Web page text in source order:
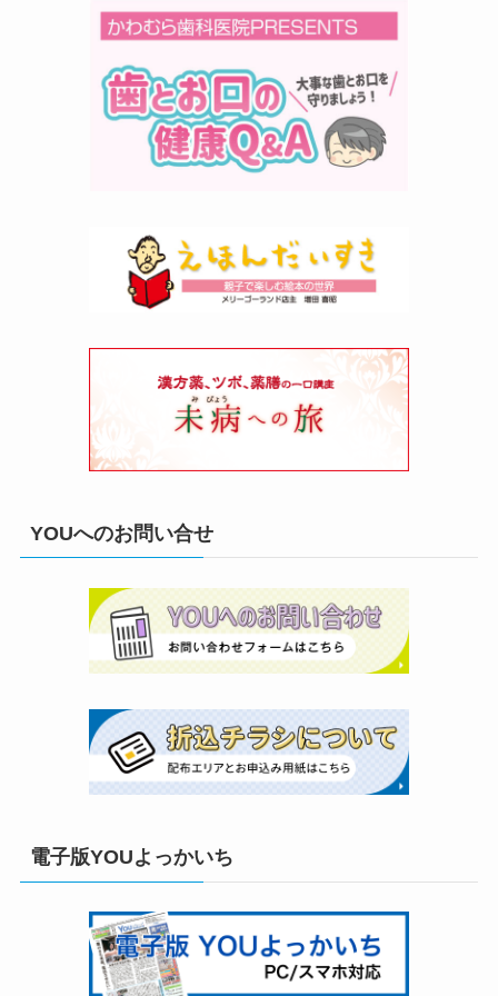
YOUへのお問い合せ
電子版YOUよっかいち